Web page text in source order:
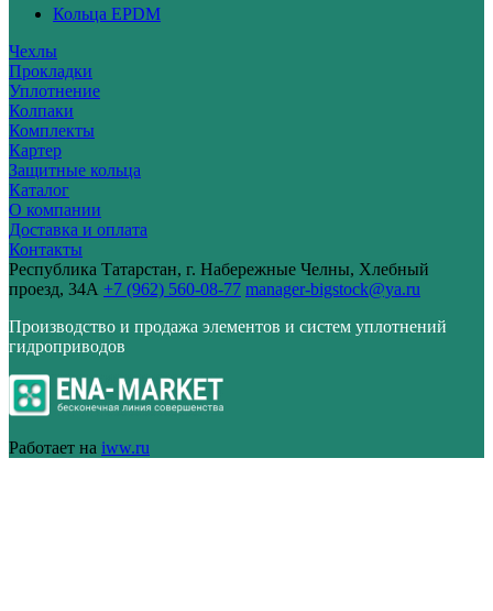
Кольца EPDM
Чехлы
Прокладки
Уплотнение
Колпаки
Комплекты
Картер
Защитные кольца
Каталог
О компании
Доставка и оплата
Контакты
Республика Татарстан, г. Набережные Челны, Хлебный
проезд, 34А +7 (962) 560-08-77 manager-bigstock@ya.ru
Производство и продажа элементов и систем уплотнений
гидроприводов
Работает на iww.ru